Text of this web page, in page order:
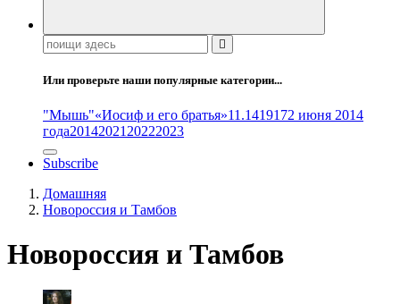
Поиск:
Или проверьте наши популярные категории...
"Мышь"«Иосиф и его братья»11.1419172 июня 2014
года2014202120222023
Subscribe
Домашняя
Новороссия и Тамбов
Новороссия и Тамбов